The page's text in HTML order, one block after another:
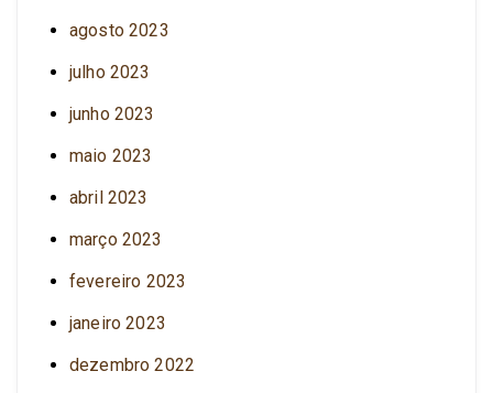
agosto 2023
julho 2023
junho 2023
maio 2023
abril 2023
março 2023
fevereiro 2023
janeiro 2023
dezembro 2022